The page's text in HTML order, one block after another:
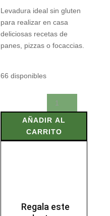
Levadura ideal sin gluten
para realizar en casa
deliciosas recetas de
panes, pizzas o focaccias.
66 disponibles
DESHIDRATADA
GLUTEN
AÑADIR AL
CARRITO
Regala este